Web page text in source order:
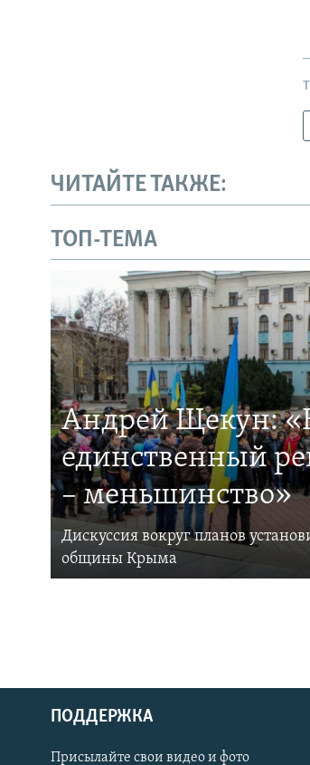
Українською
ЧИТАЙТЕ ТАКЖЕ:
ТОП-ТЕМА
Андрей Щекун:
единственный
– меньшинство»
Дискуссия вокруг планов
общины Крыма
ПОДДЕРЖКА
Присылайте свои видео и фото